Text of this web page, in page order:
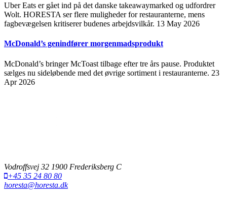
Uber Eats er gået ind på det danske takeawaymarked og udfordrer
Wolt. HORESTA ser flere muligheder for restauranterne, mens
fagbevægelsen kritiserer budenes arbejdsvilkår. 13 May 2026
McDonald’s genindfører morgenmadsprodukt
McDonald’s bringer McToast tilbage efter tre års pause. Produktet
sælges nu sideløbende med det øvrige sortiment i restauranterne. 23
Apr 2026
Vodroffsvej 32 1900 Frederiksberg C
+45 35 24 80 80
horesta@horesta.dk